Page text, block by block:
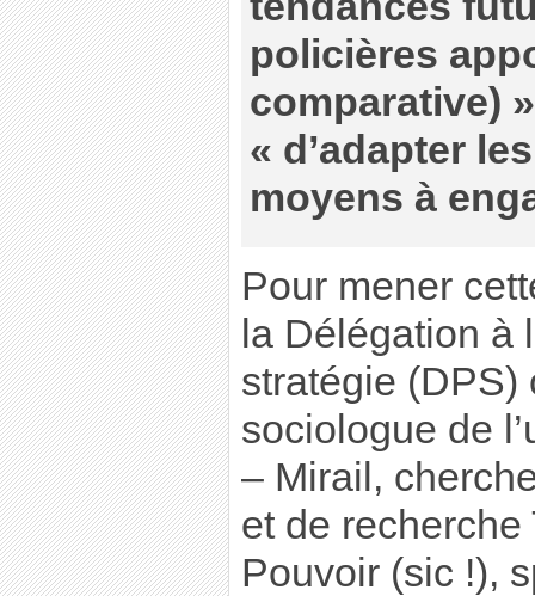
policières
comparative)
« d’adapter
moyens à
Pour mener
la Délégation à
stratégie (DPS)
sociologue de
– Mirail,
et de
Pouvoir (sic !),